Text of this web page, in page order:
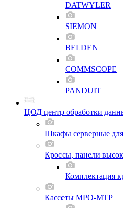
DATWYLER
SIEMON
BELDEN
COMMSCOPE
PANDUIT
ЦОД центр обработки
Шкафы серверные
Кроссы, панели
Комплектация
Кассеты MPO-MTP